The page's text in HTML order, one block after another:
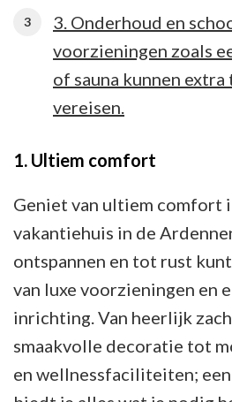
3. Onderhoud en
voorzieningen zoals
of sauna kunnen
vereisen.
1. Ultiem comfort
Geniet van ultiem comfort
vakantiehuis in de
ontspannen en tot rust
van luxe voorzieningen en
inrichting. Van heerlijk
smaakvolle decoratie tot
en wellnessfaciliteiten;